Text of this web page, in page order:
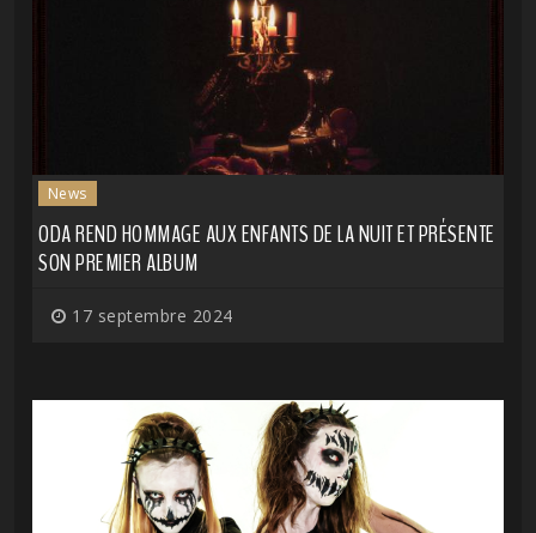
News
ODA REND HOMMAGE AUX ENFANTS DE LA NUIT ET PRÉSENTE
SON PREMIER ALBUM
17 septembre 2024